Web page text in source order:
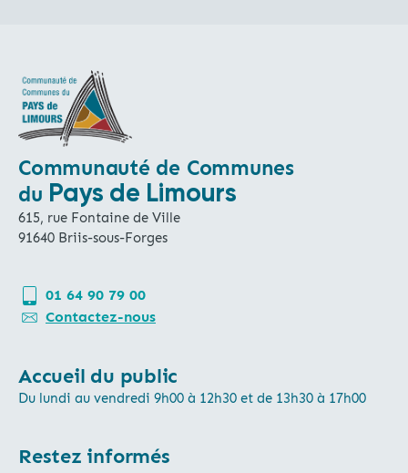
Communauté de Communes
du Pays de Limours
615, rue Fontaine de Ville
91640 Briis-sous-Forges
01 64 90 79 00
Contactez-nous
Accueil du public
Du lundi au vendredi 9h00 à 12h30 et de 13h30 à 17h00
Restez informés